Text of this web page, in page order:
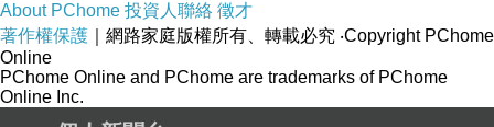
鄰苯二甲酸酯類或鉛。
品名：美國Bumkins防水兒童圍涎 ( 長袖 )
About PChome 投資人聯絡 徵才
著作權保護 ｜網路家庭版權所有、轉載必究 ‧Copyright PChome
Online
PChome Online and PChome are trademarks of PChome
Online Inc.